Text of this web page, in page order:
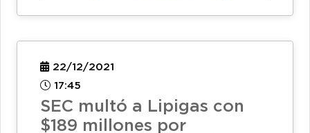
22/12/2021
17:45
SEC multó a Lipigas con
$189 millones por